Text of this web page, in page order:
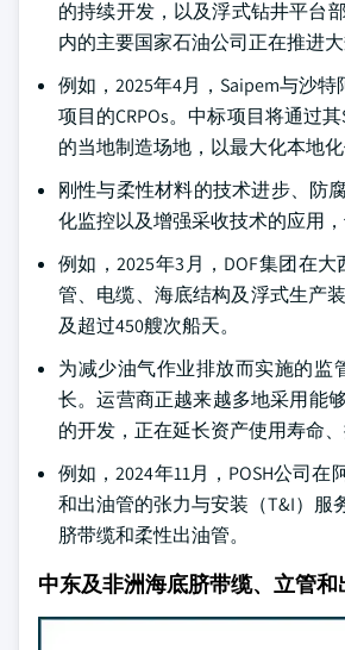
的持续开发，以及浮式钻井平台
内的主要国家石油公司正在推进
例如，2025年4月，Saipem与沙
项目的CRPOs。中标项目将通过
的当地制造场地，以最大化本地化
刚性与柔性材料的技术进步、防
化监控以及增强采收技术的应用
例如，2025年3月，DOF集团在
管、电缆、海底结构及浮式生产
及超过450艘次船天。
为减少油气作业排放而实施的监
长。运营商正越来越多地采用能
的开发，正在延长资产使用寿命
例如，2024年11月，POSH公司
和出油管的张力与安装（T&I）服
脐带缆和柔性出油管。
中东及非洲海底脐带缆、立管